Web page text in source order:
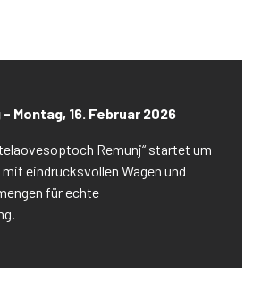
Montag, 16. Februar 2026
Remunj“ startet um
mit eindrucksvollen Wagen und
für echte